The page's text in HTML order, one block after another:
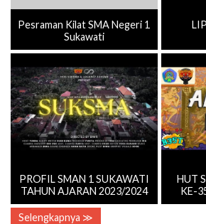
Pesraman Kilat SMA Negeri 1
Sukawati
PROFIL SMAN 1 SUKAWATI
TAHUN AJARAN 2023/2024
HUT
KE-
Selengkapnya ≫